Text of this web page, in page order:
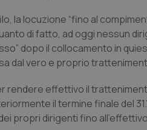
la locuzione “fino al
di fatto, ad oggi nessun
dopo il collocamento in
dal vero e proprio
rendere effettivo il
il termine finale del
propri dirigenti fino